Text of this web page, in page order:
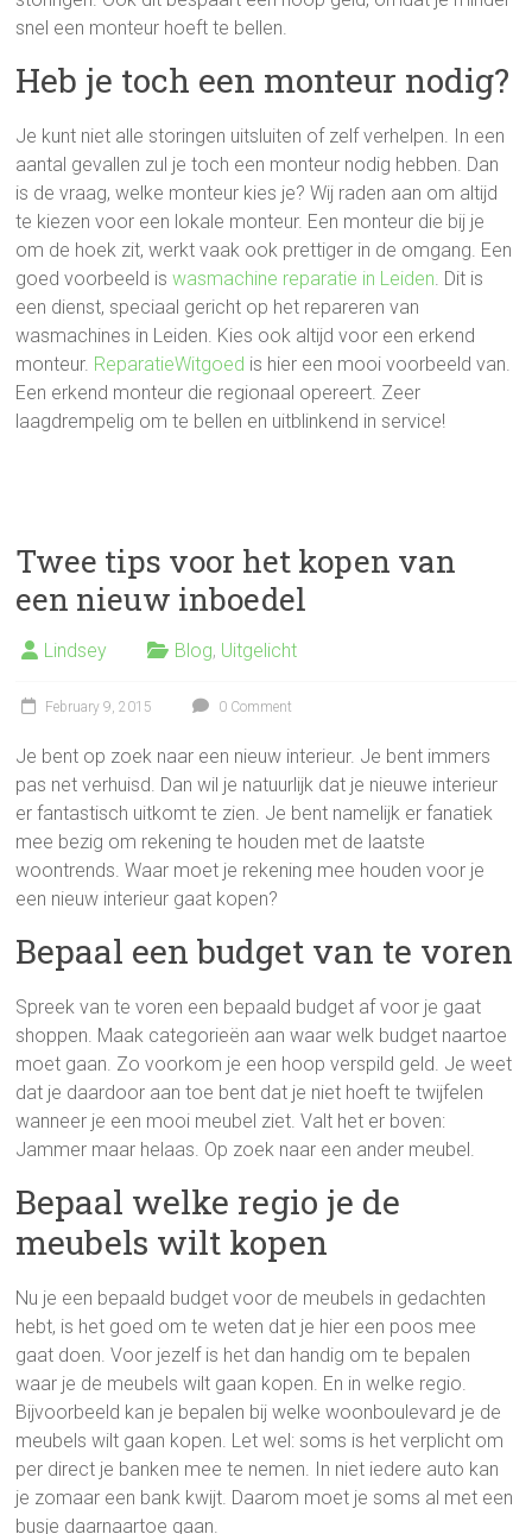
snel een monteur hoeft te bellen.
Heb je toch een monteur nodig?
Je kunt niet alle storingen uitsluiten of zelf verhelpen. In een
aantal gevallen zul je toch een monteur nodig hebben. Dan
is de vraag, welke monteur kies je? Wij raden aan om altijd
te kiezen voor een lokale monteur. Een monteur die bij je
om de hoek zit, werkt vaak ook prettiger in de omgang. Een
goed voorbeeld iswasmachine reparatie in Leiden. Dit is
een dienst, speciaal gericht op het repareren van
wasmachines in Leiden. Kies ook altijd voor een erkend
monteur. ReparatieWitgoed is hier een mooi voorbeeld van.
Een erkend monteur die regionaal opereert. Zeer
laagdrempelig om te bellen en uitblinkend in service!
Twee tips voor het kopen van
een nieuw inboedel
Lindsey Blog, Uitgelicht
February 9, 2015 0 Comment
Je bent op zoek naar een nieuw interieur. Je bent immers
pas net verhuisd. Dan wil je natuurlijk dat je nieuwe interieur
er fantastisch uitkomt te zien. Je bent namelijk er fanatiek
mee bezig om rekening te houden met de laatste
woontrends. Waar moet je rekening mee houden voor je
een nieuw interieur gaat kopen?
Bepaal een budget van te voren
Spreek van te voren een bepaald budget af voor je gaat
shoppen. Maak categorieën aan waar welk budget naartoe
moet gaan. Zo voorkom je een hoop verspild geld. Je weet
dat je daardoor aan toe bent dat je niet hoeft te twijfelen
wanneer je een mooi meubel ziet. Valt het er boven:
Jammer maar helaas. Op zoek naar een ander meubel.
Bepaal welke regio je de
meubels wilt kopen
Nu je een bepaald budget voor de meubels in gedachten
hebt, is het goed om te weten dat je hier een poos mee
gaat doen. Voor jezelf is het dan handig om te bepalen
waar je de meubels wilt gaan kopen. En in welke regio.
Bijvoorbeeld kan je bepalen bij welke woonboulevard je de
meubels wilt gaan kopen. Let wel: soms is het verplicht om
per direct je banken mee te nemen. In niet iedere auto kan
je zomaar een bank kwijt. Daarom moet je soms al met een
busje daarnaartoe gaan.